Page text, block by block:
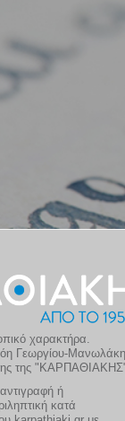
χαρακτήρα.
Γεωργίου-Μανωλάκη
της
ή
κατά